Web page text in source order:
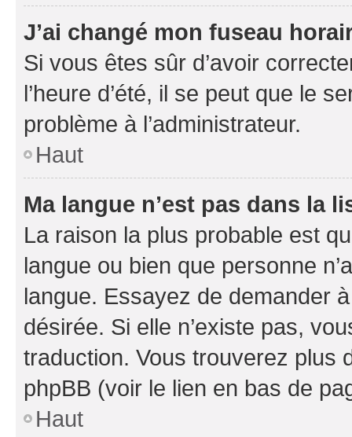
J’ai changé mon fuseau
Si vous êtes sûr d’avoir
l’heure d’été, il se peut que le
problème à l’administrateur.
Haut
Ma langue n’est pas dans la
La raison la plus probable est
langue ou bien que personne
langue. Essayez de demander
désirée. Si elle n’existe pas,
traduction. Vous trouverez plus
phpBB (voir le lien en bas de
Haut